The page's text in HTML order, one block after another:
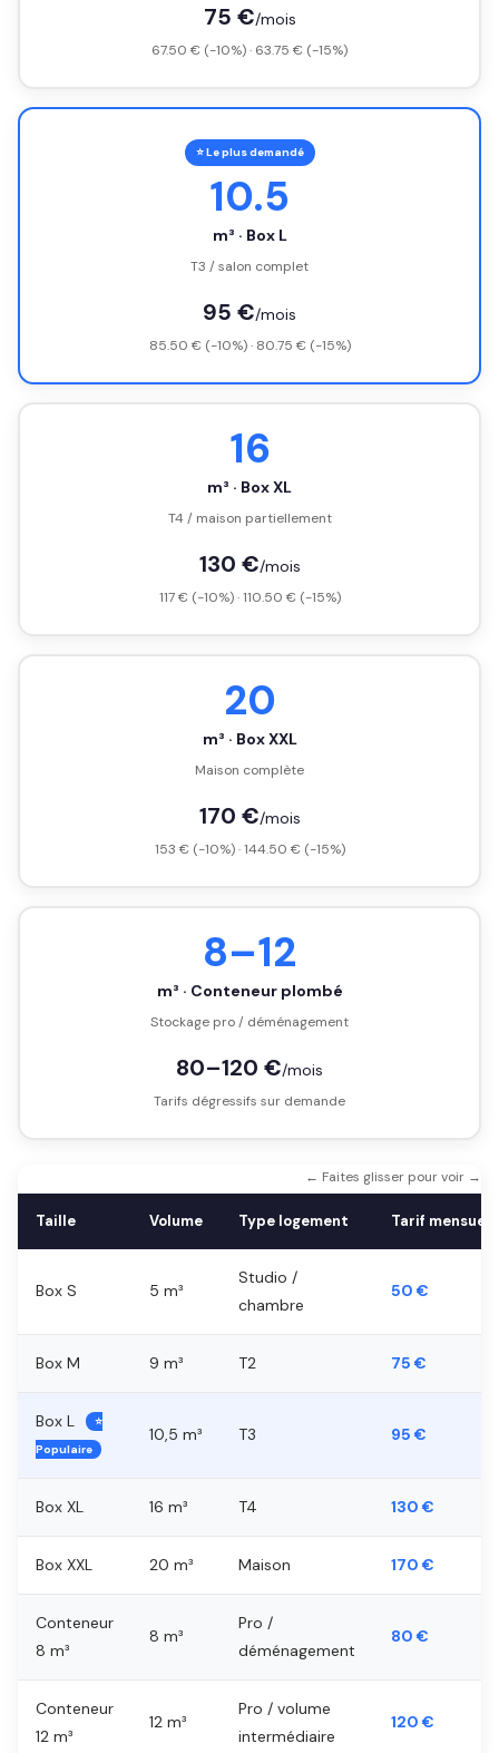
75 €/mois
67.50 € (-10%) · 63.75 € (-15%)
⭐ Le plus demandé
10.5
m³ · Box L
T3 / salon complet
95 €/mois
85.50 € (-10%) · 80.75 € (-15%)
16
m³ · Box XL
T4 / maison partiellement
130 €/mois
117 € (-10%) · 110.50 € (-15%)
20
m³ · Box XXL
Maison complète
170 €/mois
153 € (-10%) · 144.50 € (-15%)
8–12
m³ · Conteneur plombé
Stockage pro / déménagement
80–120 €/mois
Tarifs dégressifs sur demande
← Faites glisser pour voir →
Taille Volume Type logement Tarif mensuel
Box S 5 m³
Studio /
chambre
50 €
Box M 9 m³ T2 75 €
Box L
⭐
Populaire
10,5 m³ T3 95 €
Box XL 16 m³ T4 130 €
Box XXL 20 m³ Maison 170 €
Conteneur
8 m³
8 m³
Pro /
déménagement
80 €
Conteneur
12 m³
12 m³
Pro / volume
intermédiaire
120 €